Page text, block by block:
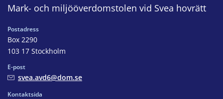
Mark- och miljööverdomstolen vid Svea hovrätt
Postadress
Box 2290
103 17 Stockholm
E-post
svea.avd6@dom.se
Kontaktsida